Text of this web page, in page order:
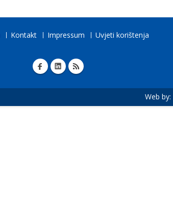
Kontakt Impressum Uvjeti korištenja
Web by: